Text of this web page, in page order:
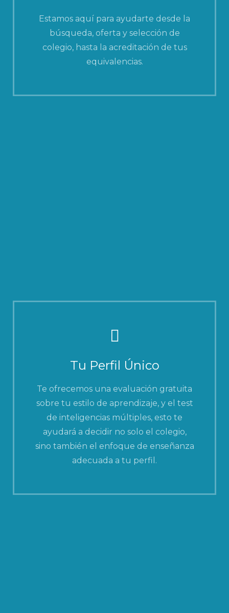
Estamos aquí para ayudarte desde la
búsqueda, oferta y selección de
colegio, hasta la acreditación de tus
equivalencias.
Tu Perfil Único
Te ofrecemos una evaluación gratuita
sobre tu estilo de aprendizaje, y el test
de inteligencias múltiples, esto te
ayudará a decidir no solo el colegio,
sino también el enfoque de enseñanza
adecuada a tu perfil.